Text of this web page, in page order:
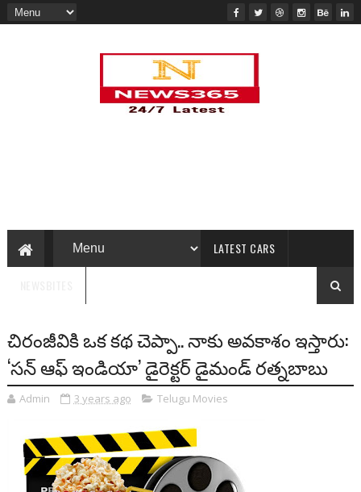
LATEST CARS
చిరంజీవికి ఒక కథ చెప్పా.. నాకు అవకాశం ఇస్తారు:
‘సన్ ఆఫ్ ఇండియా’ డైరెక్టర్ డైమండ్ రత్నబాబు
Admin 3 years ago Telugu Movies